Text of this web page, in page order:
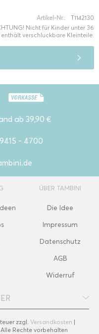
Artikel-Nr.:
T1142130
Nicht für Kinder unter 36
verschluckbare Kleinteile.
ab 39,90 €
- 4700
ÜBER TAMBINI
Die Idee
Impressum
Datenschutz
AGB
Widerruf
zzgl. Versandkosten |
Rechte vorbehalten